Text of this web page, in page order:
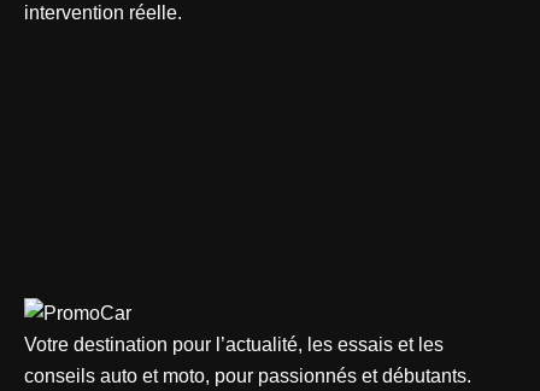
intervention réelle.
Votre destination pour l’actualité, les essais et les
conseils auto et moto, pour passionnés et débutants.